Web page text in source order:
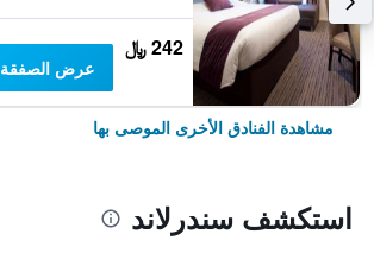
242 ﷼
عرض الصفقة
مشاهدة الفنادق الأخرى الموصى بها
استكشف سندرلاند